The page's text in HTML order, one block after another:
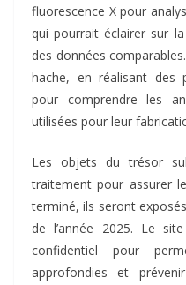
fluorescence X pour
qui pourrait éclairer sur
des données
hache, en réalisant des
pour comprendre les
utilisées pour leur
Les objets du trésor
traitement pour assurer
terminé, ils seront
de l’année 2025. Le
confidentiel pour
approfondies et